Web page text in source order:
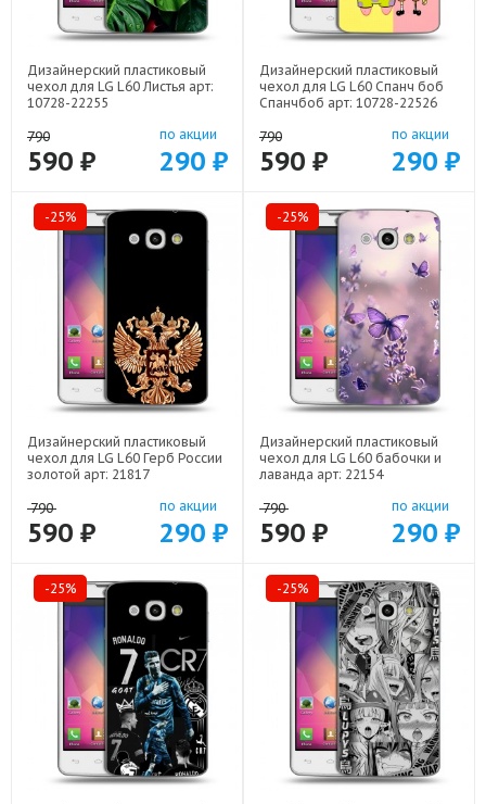
Дизайнерский пластиковый
чехол для LG L60 Листья арт:
10728-22255
790
590 ₽
по акции
290 ₽
Дизайнерский пластиковый
чехол для LG L60 Спанч боб
Спанчбоб арт: 10728-22526
790
590 ₽
по акции
290 ₽
-25%
Дизайнерский пластиковый
чехол для LG L60 Герб России
золотой арт: 21817
790
590 ₽
по акции
290 ₽
-25%
Дизайнерский пластиковый
чехол для LG L60 бабочки и
лаванда арт: 22154
790
590 ₽
по акции
290 ₽
-25% -25%